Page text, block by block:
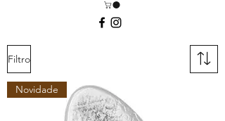
Filtro
Novidade